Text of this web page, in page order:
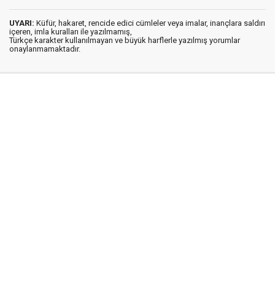
UYARI: Küfür, hakaret, rencide edici cümleler veya imalar, inançlara saldırı
içeren, imla kuralları ile yazılmamış,
Türkçe karakter kullanılmayan ve büyük harflerle yazılmış yorumlar
onaylanmamaktadır.